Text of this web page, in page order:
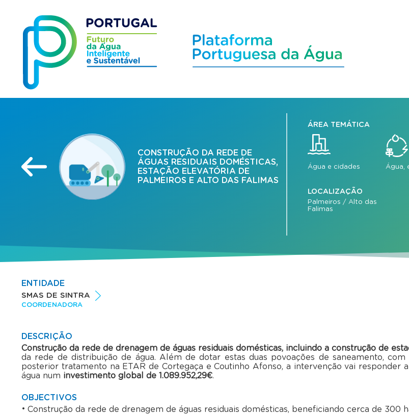
CONSTRUÇÃO DA REDE DE
ÁGUAS RESIDUAIS DOMÉSTICAS,
ESTAÇÃO ELEVATÓRIA DE
PALMEIROS E ALTO DAS FALIMAS
ÁREA TEMÁTICA
Água e cidades Água,
LOCALIZAÇÃO
Palmeiros / Alto das
Falimas
ENTIDADE
SMAS DE SINTRA
COORDENADORA
DESCRIÇÃO
Construção da rede de drenagem de águas residuais domésticas, incluindo a construção de
da rede de distribuição de água. Além de dotar estas duas povoações de saneamento,
posterior tratamento na ETAR de Cortegaça e Coutinho Afonso, a intervenção vai responder
água num investimento global de 1.089.952,29€.
OBJECTIVOS
Construção da rede de drenagem de águas residuais domésticas, beneficiando cerca de 300